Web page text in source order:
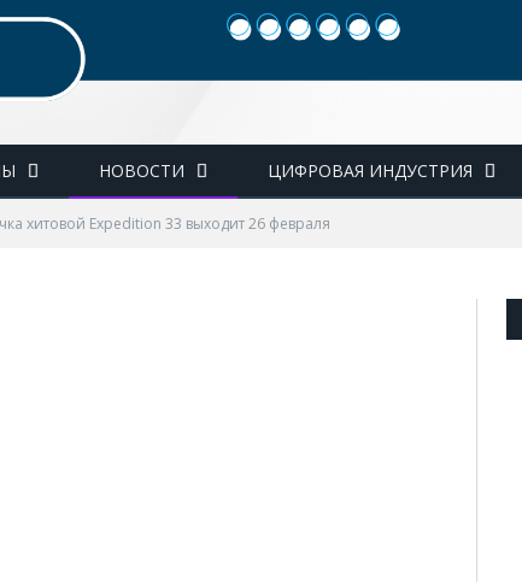
НОВОСТИ ЦИФРОВАЯ ИНДУСТРИЯ
хитовой Expedition 33 выходит 26 февраля